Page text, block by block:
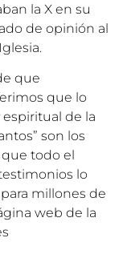
la X en su
de opinión al
que
que lo
espiritual de la
son los
todo el
lo
millones de
web de la